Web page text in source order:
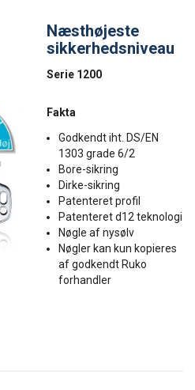
Næsthøjeste
sikkerhedsniveau
Serie 1200
Fakta
Godkendt iht. DS/EN
1303 grade 6/2
Bore-sikring
Dirke-sikring
Patenteret profil
Patenteret d12 teknologi
Nøgle af nysølv
Nøgler kan kun kopieres
af godkendt Ruko
forhandler